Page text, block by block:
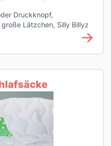
Druckknopf,
Lätzchen, Silly Billyz